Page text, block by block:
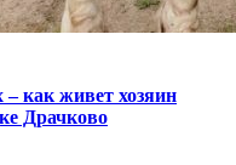
как живет хозяин
Драчково